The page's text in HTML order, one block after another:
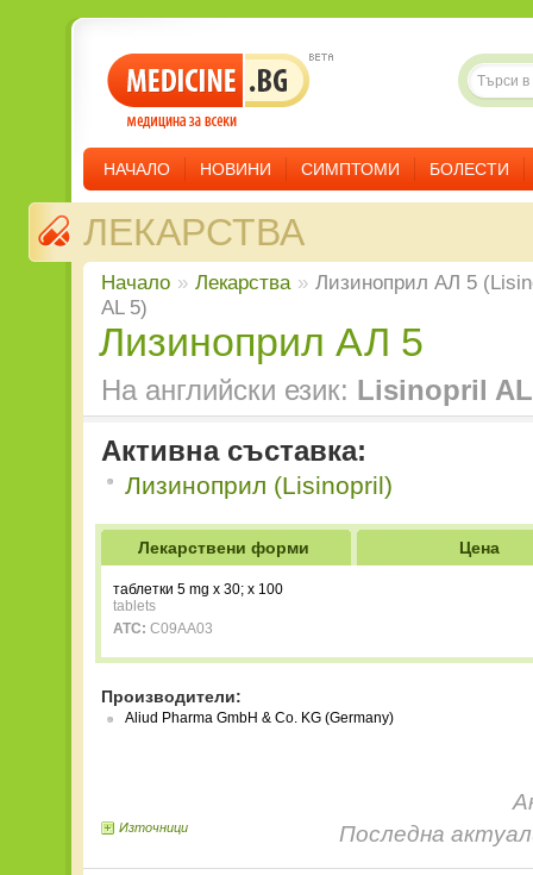
НАЧАЛО НОВИНИ СИМПТОМИ БОЛЕСТИ
ЛЕКАРСТВА
Начало » Лекарства » Лизиноприл АЛ 5
AL 5)
Лизиноприл АЛ 5
На английски език: Lisinopril
Активна съставка:
Лизиноприл (Lisinopril)
Лекарствени форми Цена
таблетки 5 mg x 30; x 100
tablets
ATC: C09AA03
Производители:
Aliud Pharma GmbH & Co. KG (Germany)
Последна
Източници